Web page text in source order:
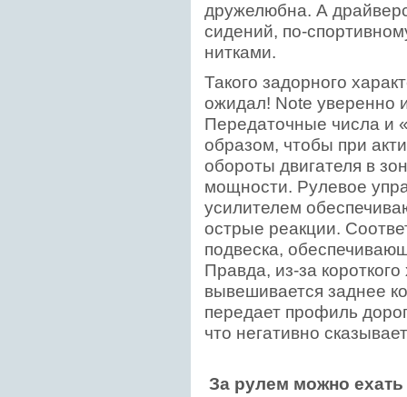
дружелюбна. А
сидений, по-
нитками.
Такого задорного
ожидал! Note уверенно
Передаточные числа и
образом, чтобы при
обороты двигателя в
мощности. Рулевое
усилителем
острые реакции.
подвеска,
Правда, из-за
вывешивается заднее
передает профиль
что негативно
За рулем можно